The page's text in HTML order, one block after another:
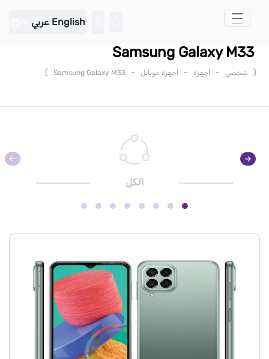
تخطي إلى المحتوى الرئيسي
English عربي
Samsung Galaxy M33
( شخصي - أجهزة - أجهزة موبايل -
Samsung Galaxy M33
)
الكل